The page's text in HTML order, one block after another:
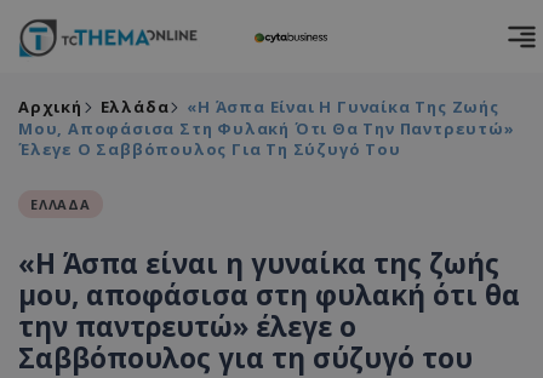
Αρχική Ελλάδα
«Η Άσπα Είναι Η Γυναίκα Της Ζωής
Μου, Αποφάσισα Στη Φυλακή Ότι Θα Την Παντρευτώ»
Έλεγε Ο Σαββόπουλος Για Τη Σύζυγό Του
ΕΛΛΑΔΑ
«Η Άσπα είναι η γυναίκα της ζωής
μου, αποφάσισα στη φυλακή ότι θα
την παντρευτώ» έλεγε ο
Σαββόπουλος για τη σύζυγό του